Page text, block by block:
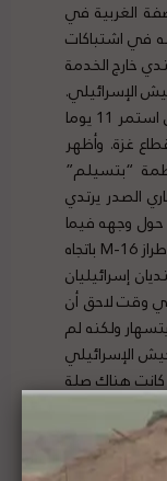
الغربية في
في اشتباكات
خارج الخدمة
الإسرائيلي.
ووقع الحادث في 14 مايو، خلال الصراع الذي استمر 11 يوما
غزة. وأظهر
نشرته منظمة “بتسيلم”
الصدر يرتدي
وجهه فيما
يبدو كقناع وهو يطلق النار من بندقية من طراز M-16 باتجاه
إسرائيليان
وقت لاحق أن
ولكنه لم
الإسرائيلي
هناك صلة
التحقيق
الإسرائيلي،
في المنطقة.